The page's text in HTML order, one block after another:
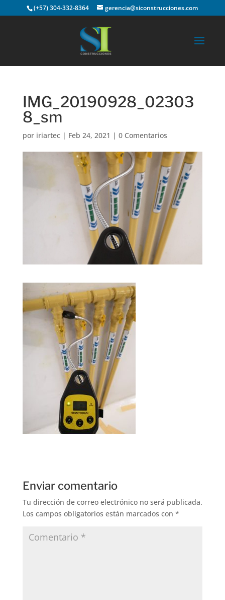
(+57) 304-332-8364 gerencia@siconstrucciones.com
IMG_20190928_02303
8_sm
por iriartec| Feb 24, 2021 | 0 Comentarios
Enviar comentario
Tu dirección de correo electrónico no será publicada.
Los campos obligatorios están marcados con *